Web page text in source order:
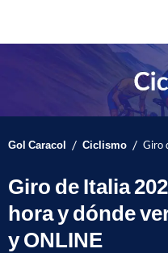
Gol Caracol / Ciclismo / Giro
Giro de Italia
hora y dónde
y ONLINE